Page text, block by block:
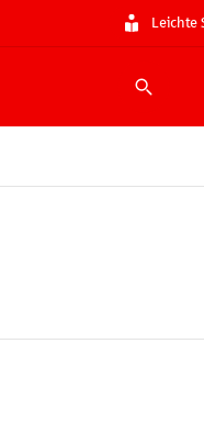
Leichte
Suche